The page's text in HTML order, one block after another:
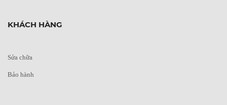
KHÁCH HÀNG
Sửa chữa
Bảo hành